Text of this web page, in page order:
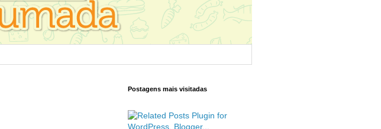
Postagens mais visitadas